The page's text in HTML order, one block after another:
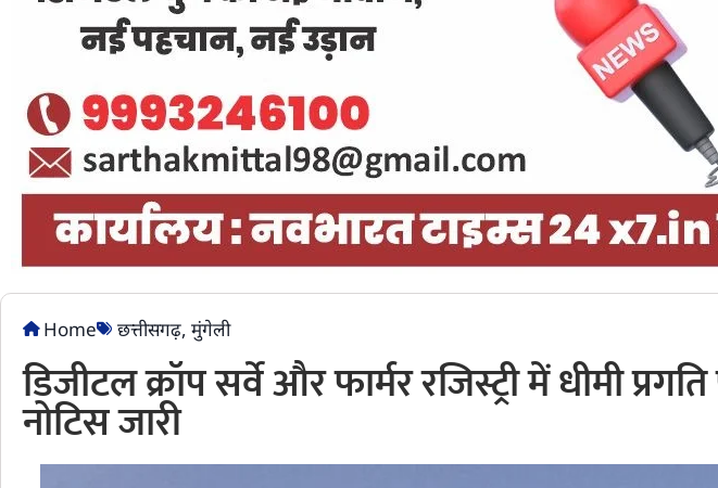
Home छत्तीसगढ़, मुंगेली
डिजीटल क्रॉप सर्वे और फार्मर रजिस्ट्री में धीमी
नोटिस जारी